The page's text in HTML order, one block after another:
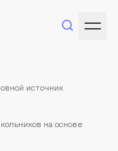
источник
на основе